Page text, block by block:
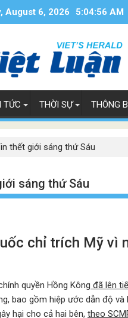
August 6, 2026 5:04:56 AM
TỨC THỜI SỰ THÔNG
thết giới sáng thứ Sáu
sáng thứ Sáu
chỉ trích Mỹ vì
quyền Hồng Kông đã lên
bao gồm hiệp ước dẫn độ
hại cho cả hai bên, theo